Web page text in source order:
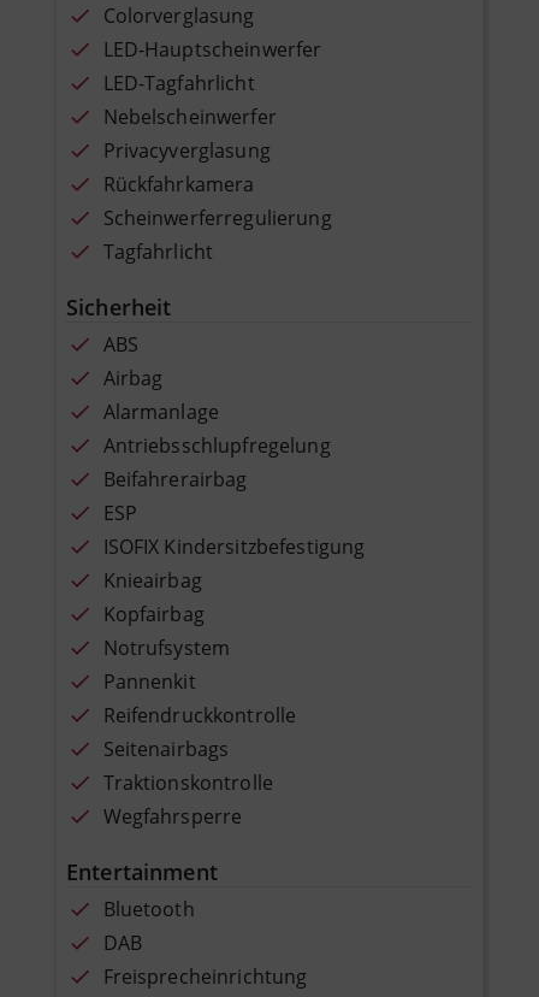
Colorverglasung
LED-Hauptscheinwerfer
LED-Tagfahrlicht
Nebelscheinwerfer
Privacyverglasung
Rückfahrkamera
Scheinwerferregulierung
Tagfahrlicht
Sicherheit
ABS
Airbag
Alarmanlage
Antriebsschlupfregelung
Beifahrerairbag
ESP
ISOFIX Kindersitzbefestigung
Knieairbag
Kopfairbag
Notrufsystem
Pannenkit
Reifendruckkontrolle
Seitenairbags
Traktionskontrolle
Wegfahrsperre
Entertainment
Bluetooth
DAB
Freisprecheinrichtung